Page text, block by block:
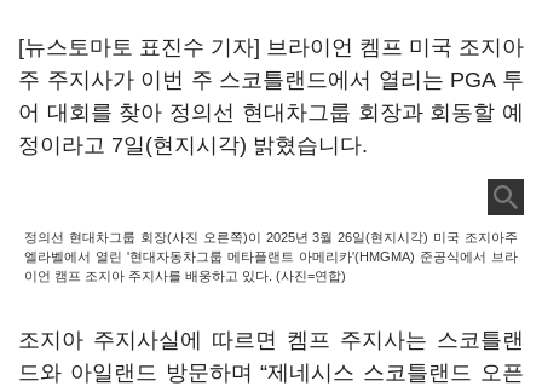
[뉴스토마토 표진수 기자] 브라이언 켐프 미국 조지아
주 주지사가 이번 주 스코틀랜드에서 열리는 PGA 투
어 대회를 찾아 정의선 현대차그룹 회장과 회동할 예
정이라고 7일(현지시각) 밝혔습니다.
정의선 현대차그룹 회장(사진 오른쪽)이 2025년 3월 26일(현지시각) 미국 조지아주
엘라벨에서 열린 '현대자동차그룹 메타플랜트 아메리카'(HMGMA) 준공식에서 브라
이언 캠프 조지아 주지사를 배웅하고 있다. (사진=연합)
조지아 주지사실에 따르면 켐프 주지사는 스코틀랜
드와 아일랜드 방문하며 “제네시스 스코틀랜드 오픈